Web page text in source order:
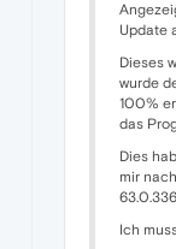
Update
Dieses
wurde
100%
das
Dies
mir
Ich